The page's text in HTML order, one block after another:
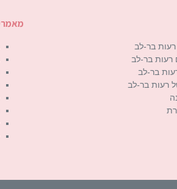
בר-לב
רעות בר-לב
בר-לב
רעות בר-לב